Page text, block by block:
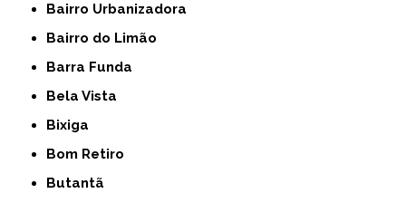
Bairro Urbanizadora
Bairro do Limão
Barra Funda
Bela Vista
Bixiga
Bom Retiro
Butantã